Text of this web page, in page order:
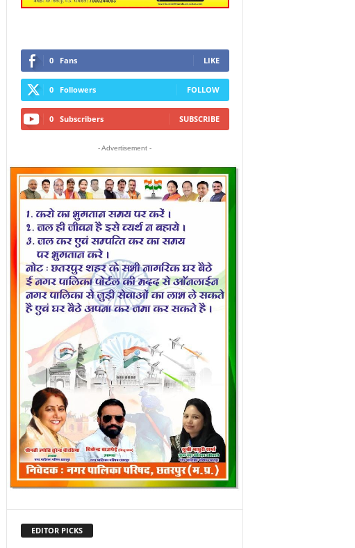
0 Fans LIKE
0 Followers FOLLOW
0 Subscribers SUBSCRIBE
- Advertisement -
EDITOR PICKS